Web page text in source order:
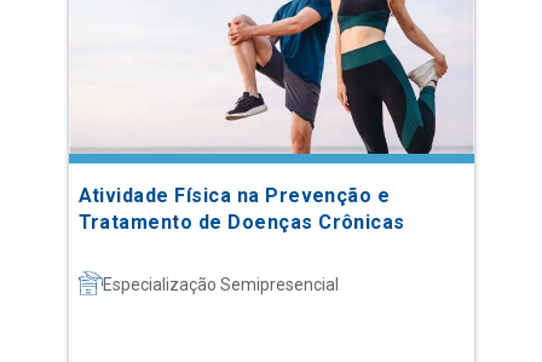
Atividade Física na Prevenção e
Tratamento de Doenças Crônicas
Especialização Semipresencial